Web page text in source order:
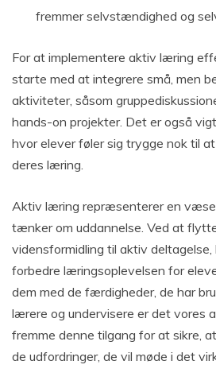
fremmer selvstændighed og
For at implementere aktiv læring
starte med at integrere små, men
aktiviteter, såsom
hands-on projekter. Det er også
hvor elever føler sig trygge nok til
deres læring.
Aktiv læring repræsenterer en
tænker om uddannelse. Ved at
vidensformidling til aktiv deltagelse,
forbedre læringsoplevelsen for
dem med de færdigheder, de har
lærere og undervisere er det vores
fremme denne tilgang for at sikre,
de udfordringer, de vil møde i det